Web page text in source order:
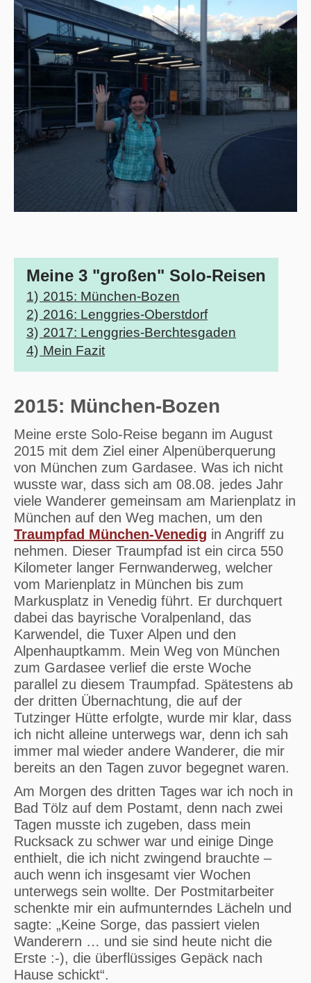
Meine 3 "großen" Solo-Reisen
1) 2015: München-Bozen
2) 2016: Lenggries-Oberstdorf
3) 2017: Lenggries-Berchtesgaden
4) Mein Fazit
2015: München-Bozen
Meine erste Solo-Reise begann im August
2015 mit dem Ziel einer Alpenüberquerung
von München zum Gardasee. Was ich nicht
wusste war, dass sich am 08.08. jedes Jahr
viele Wanderer gemeinsam am Marienplatz in
München auf den Weg machen, um den
Traumpfad München-Venedig in Angriff zu
nehmen. Dieser Traumpfad ist ein circa 550
Kilometer langer Fernwanderweg, welcher
vom Marienplatz in München bis zum
Markusplatz in Venedig führt. Er durchquert
dabei das bayrische Voralpenland, das
Karwendel, die Tuxer Alpen und den
Alpenhauptkamm. Mein Weg von München
zum Gardasee verlief die erste Woche
parallel zu diesem Traumpfad. Spätestens ab
der dritten Übernachtung, die auf der
Tutzinger Hütte erfolgte, wurde mir klar, dass
ich nicht alleine unterwegs war, denn ich sah
immer mal wieder andere Wanderer, die mir
bereits an den Tagen zuvor begegnet waren.
Am Morgen des dritten Tages war ich noch in
Bad Tölz auf dem Postamt, denn nach zwei
Tagen musste ich zugeben, dass mein
Rucksack zu schwer war und einige Dinge
enthielt, die ich nicht zwingend brauchte –
auch wenn ich insgesamt vier Wochen
unterwegs sein wollte. Der Postmitarbeiter
schenkte mir ein aufmunterndes Lächeln und
sagte: „Keine Sorge, das passiert vielen
Wanderern … und sie sind heute nicht die
Erste :-), die überflüssiges Gepäck nach
Hause schickt“.